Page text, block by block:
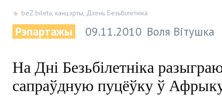
beZ bileta канцэрты Дзень Безьбілетніка
Рэпартажы 09.11.2010 Воля Вітушка
На Дні Безьбілетніка
сапраўдную пуцёўку ў